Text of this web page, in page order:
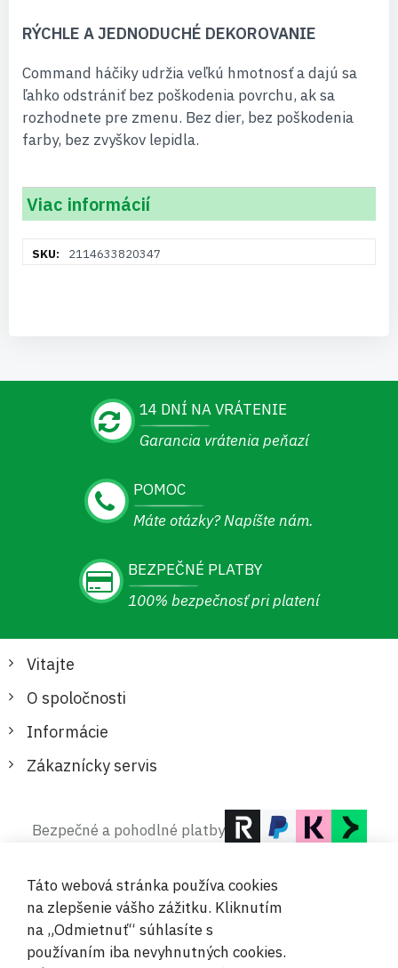
RÝCHLE A JEDNODUCHÉ DEKOROVANIE
Command háčiky udržia veľkú hmotnosť a dajú sa
ľahko odstrániť bez poškodenia povrchu, ak sa
rozhodnete pre zmenu. Bez dier, bez poškodenia
farby, bez zvyškov lepidla.
Viac informácií
informácií2114633820347
14 DNÍ NA VRÁTENIE
Garancia vrátenia peňazí
POMOC
Máte otázky? Napíšte nám.
BEZPEČNÉ PLATBY
100% bezpečnosť pri platení
Vitajte
O spoločnosti
Informácie
Zákaznícky servis
Bezpečné a pohodlné platby
© 2019-2026 Megamix s.r.o.
Táto webová stránka používa cookies
na zlepšenie vášho zážitku. Kliknutím
na „Odmietnuť“ súhlasíte s
používaním iba nevyhnutných cookies.